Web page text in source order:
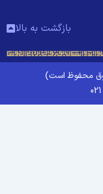
بازگشت به بالا
محفوظ است)